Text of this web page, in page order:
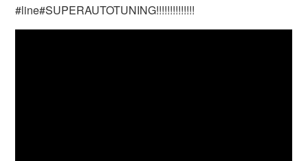
#line#SUPERAUTOTUNING!!!!!!!!!!!!!!